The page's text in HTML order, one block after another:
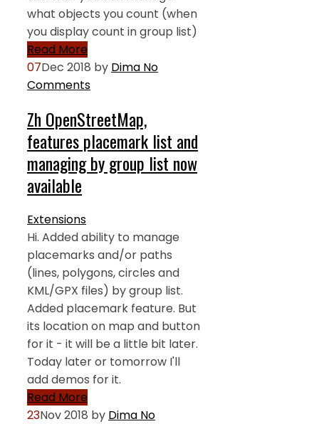
what objects you count (when
you display count in group list)
Read More
07Dec 2018 by Dima No
Comments
Zh OpenStreetMap,
features placemark list and
managing by group list now
available
Extensions
Hi. Added ability to manage
placemarks and/or paths
(lines, polygons, circles and
KML/GPX files) by group list.
Added placemark feature. But
its location on map and button
for it - it will be a little bit later.
Today later or tomorrow I'll
add demos for it.
Read More
23Nov 2018 by Dima No